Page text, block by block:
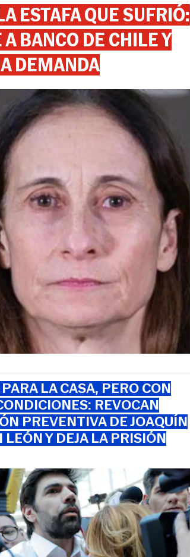
ESTAFA QUE SUFRIÓ:
BANCO DE CHILE Y
DEMANDA
LA CASA, PERO CON
REVOCAN
PREVENTIVA DE JOAQUÍN
LEÓN Y DEJA LA PRISIÓN